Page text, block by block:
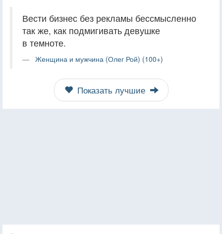
Вести бизнес без рекламы бессмысленно
так же, как подмигивать девушке
в темноте.
Женщина и мужчина (Олег Рой) (100+)
Показать лучшие